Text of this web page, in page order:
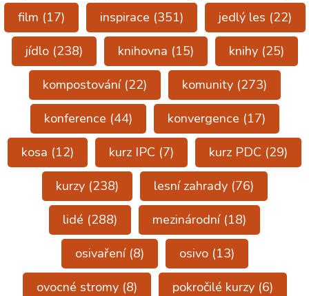
film (17) inspirace (351) jedlý les (22)
jídlo(238) knihovna (15) knihy(25)
kompostování(22) komunity(273)
konference (44) konvergence (17)
kosa (12) kurz IPC (7) kurz PDC (29)
kurzy(238) lesní zahrady(76)
lidé (288) mezinárodní(18)
osivaření(8) osivo(13)
ovocné stromy(8) pokročilé kurzy(6)